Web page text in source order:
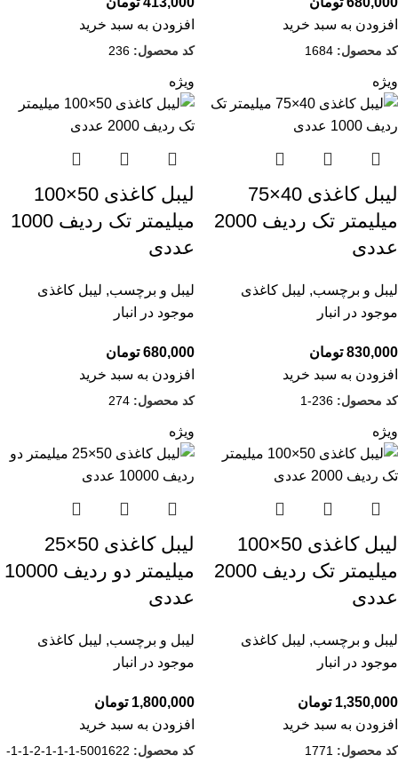
افزودن به سبد خرید
کد محصول: 1684
افزودن به سبد خرید
کد محصول: 236
ویژه
لیبل کاغذی 40×75
میلیمتر تک ردیف 2000
عددی
لیبل و برچسب, لیبل کاغذی
موجود در انبار
830,000 تومان
افزودن به سبد خرید
کد محصول: 236-1
ویژه
لیبل کاغذی 50×100
میلیمتر تک ردیف 1000
عددی
لیبل و برچسب, لیبل کاغذی
موجود در انبار
680,000 تومان
افزودن به سبد خرید
کد محصول: 274
ویژه
لیبل کاغذی 50×100
میلیمتر تک ردیف 2000
عددی
لیبل و برچسب, لیبل کاغذی
موجود در انبار
1,350,000 تومان
افزودن به سبد خرید
کد محصول: 1771
ویژه
لیبل کاغذی 50×25
میلیمتر دو ردیف 10000
عددی
لیبل و برچسب, لیبل کاغذی
موجود در انبار
1,800,000 تومان
افزودن به سبد خرید
کد محصول:
5001622-1-1-1-2-1-1-